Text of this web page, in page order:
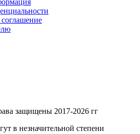
соглашение
защищены 2017-2026 гг
в незначительной степени